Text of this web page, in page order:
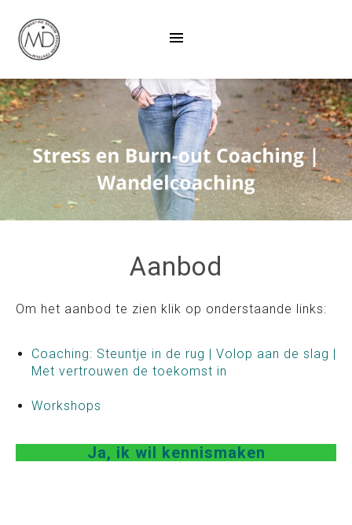
Aanbod
Om het aanbod te zien klik op onderstaande links:
Coaching: Steuntje in de rug | Volop aan de slag |
Met vertrouwen de toekomst in
Workshops
Ja, ik wil kennismaken